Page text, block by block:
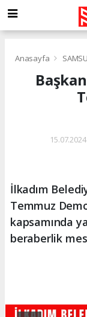
Anasayfa
İlkadım
Temmuz
kapsamında
beraberlik